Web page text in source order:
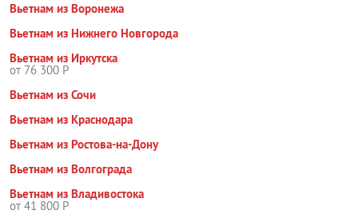
Вьетнам из Воронежа
Вьетнам из Нижнего Новгорода
Вьетнам из Иркутска
от 76 300 Р
Вьетнам из Сочи
Вьетнам из Краснодара
Вьетнам из Ростова-на-Дону
Вьетнам из Волгограда
Вьетнам из Владивостока
от 41 800 Р